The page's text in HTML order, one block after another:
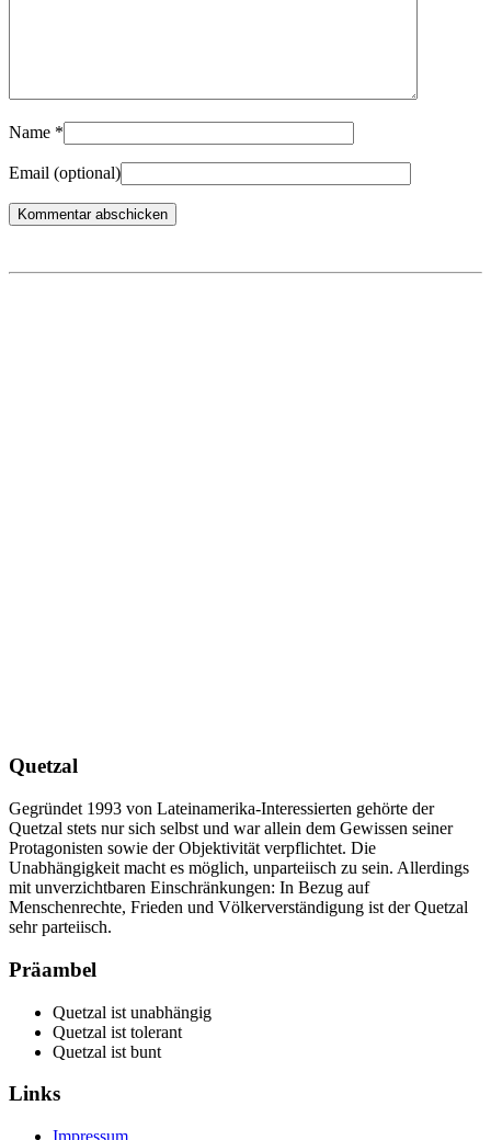
Name *
Email (optional)
Quetzal
Gegründet 1993 von Lateinamerika-Interessierten gehörte der
Quetzal stets nur sich selbst und war allein dem Gewissen seiner
Protagonisten sowie der Objektivität verpflichtet. Die
Unabhängigkeit macht es möglich, unparteiisch zu sein. Allerdings
mit unverzichtbaren Einschränkungen: In Bezug auf
Menschenrechte, Frieden und Völkerverständigung ist der Quetzal
sehr parteiisch.
Präambel
Quetzal ist unabhängig
Quetzal ist tolerant
Quetzal ist bunt
Links
Impressum